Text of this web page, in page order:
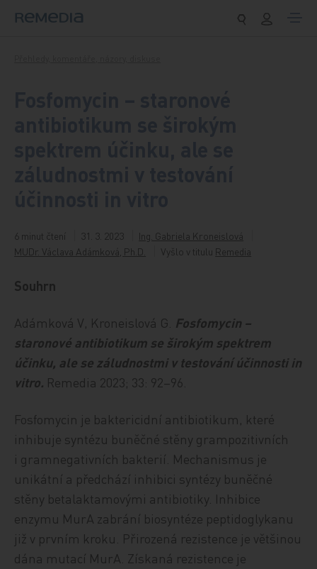
6 minut čtení 31. 3. 2023
Ing. Gabriela Kroneislová
MUDr. Václava Adámková, Ph.D.
Vyšlo v titulu Remedia
Souhrn
Adámková V, Kroneislová G. Fosfomycin –
staronové antibiotikum se širokým spektrem
účinku, ale se záludnostmi v testování účinnosti in
vitro. Remedia 2023; 33: 92–96.
Fosfomycin je baktericidní antibiotikum, které
inhibuje syntézu buněčné stěny grampozitivních
i gramnegativních bakterií. Mechanismus je
unikátní a předchází inhibici syntézy buněčné
stěny betalaktamovými antibiotiky. Inhibice
enzymu MurA zabrání biosyntéze peptidoglykanu
již v prvním kroku. Přirozená rezistence je většinou
dána mutací MurA. Získaná rezistence je